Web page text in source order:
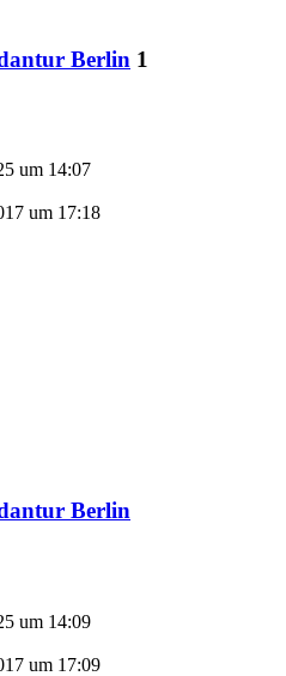
Berlin 1
um 14:07
um 17:18
Berlin
um 14:09
um 17:09